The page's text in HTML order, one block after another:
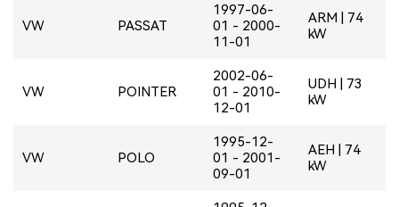
VW PASSAT
1997-06-
01 - 2000-
11-01
ARM | 74
kW
VW POINTER
2002-06-
01 - 2010-
12-01
UDH | 73
kW
VW POLO
1995-12-
01 - 2001-
09-01
AEH | 74
kW